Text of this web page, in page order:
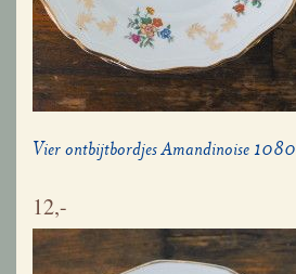
Vier ontbijtbordjes Amandinoise 1080
12,-